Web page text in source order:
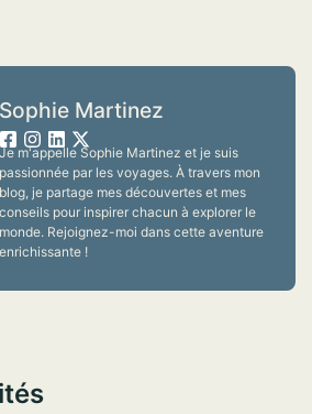
Sophie Martinez
Je m'appelle Sophie Martinez et je suis
passionnée par les voyages. À travers mon
blog, je partage mes découvertes et mes
conseils pour inspirer chacun à explorer le
monde. Rejoignez-moi dans cette aventure
enrichissante !